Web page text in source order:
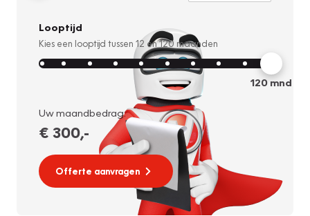
Looptijd
Kies een looptijd tussen 12 en120 maanden
120mnd
Uw maandbedrag:
€ 300,-
Offerte aanvragen